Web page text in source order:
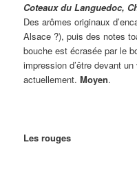
Coteaux du Languedoc,
Des arômes originaux
Alsace ?), puis des notes
bouche est écrasée par le
impression d’être devant
actuellement.Moyen.
Les rouges